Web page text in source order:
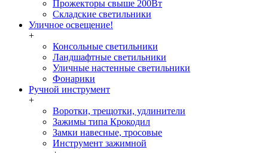
Прожекторы свыше 200Вт
Складские светильники
Уличное освещение!
+
Консольные светильники
Ландшафтные светильники
Уличные настенные светильники
Фонарики
Ручной инструмент
+
Воротки, трещотки, удлинители
Зажимы типа Крокодил
Замки навесные, тросовые
Инструмент зажимной